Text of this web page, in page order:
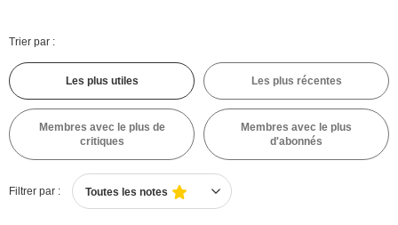
Trier par :
Les plus utiles Les plus récentes
Membres avec le plus de
critiques
Membres avec le plus
d'abonnés
Filtrer par : Toutes les notes